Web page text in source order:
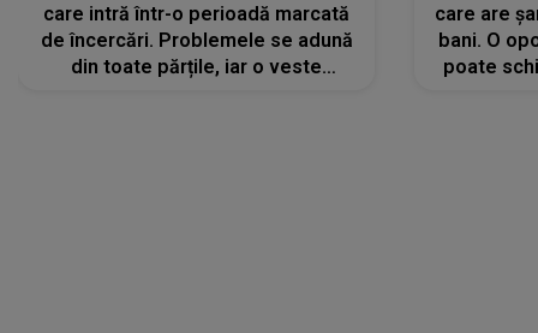
care intră într-o perioadă marcată
de încercări. Problemele se adună
din toate părțile, iar o veste
care are
bani. O
poate